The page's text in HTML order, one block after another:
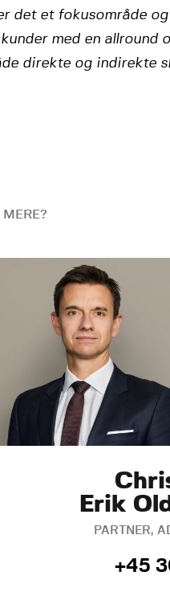
det et fokusområde
med en allround
direkte og indirekte
Erik
PARTNER,
+45